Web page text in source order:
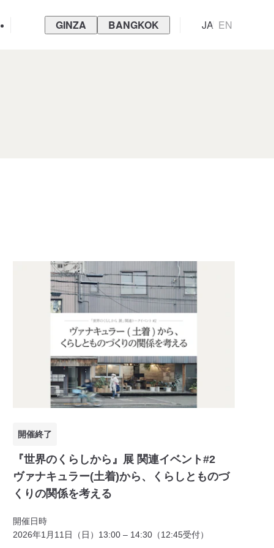
GINZA BANGKOK JA EN
開催終了
『世界のくらしから』展 関連イベント#2
ヴァナキュラー(土着)から、くらしとものづ
くりの関係を考える
開催日時
2026年1月11日（日）13:00 – 14:30（12:45受付）